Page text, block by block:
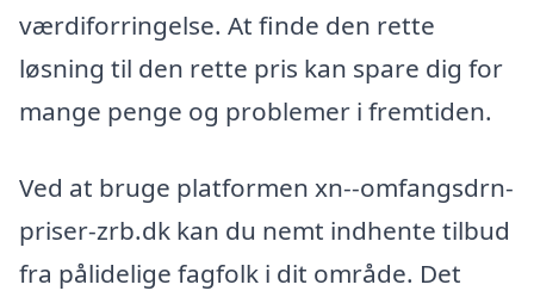
værdiforringelse. At finde den rette
løsning til den rette pris kan spare dig for
mange penge og problemer i fremtiden.
Ved at bruge platformen xn--omfangsdrn-
priser-zrb.dk kan du nemt indhente tilbud
fra pålidelige fagfolk i dit område. Det